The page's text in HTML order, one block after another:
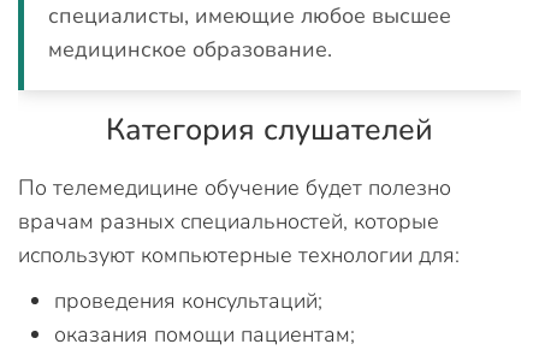
специалисты, имеющие любое высшее
медицинское образование.
Категория слушателей
По телемедицине обучение будет полезно
врачам разных специальностей, которые
используют компьютерные технологии для:
проведения консультаций;
оказания помощи пациентам;